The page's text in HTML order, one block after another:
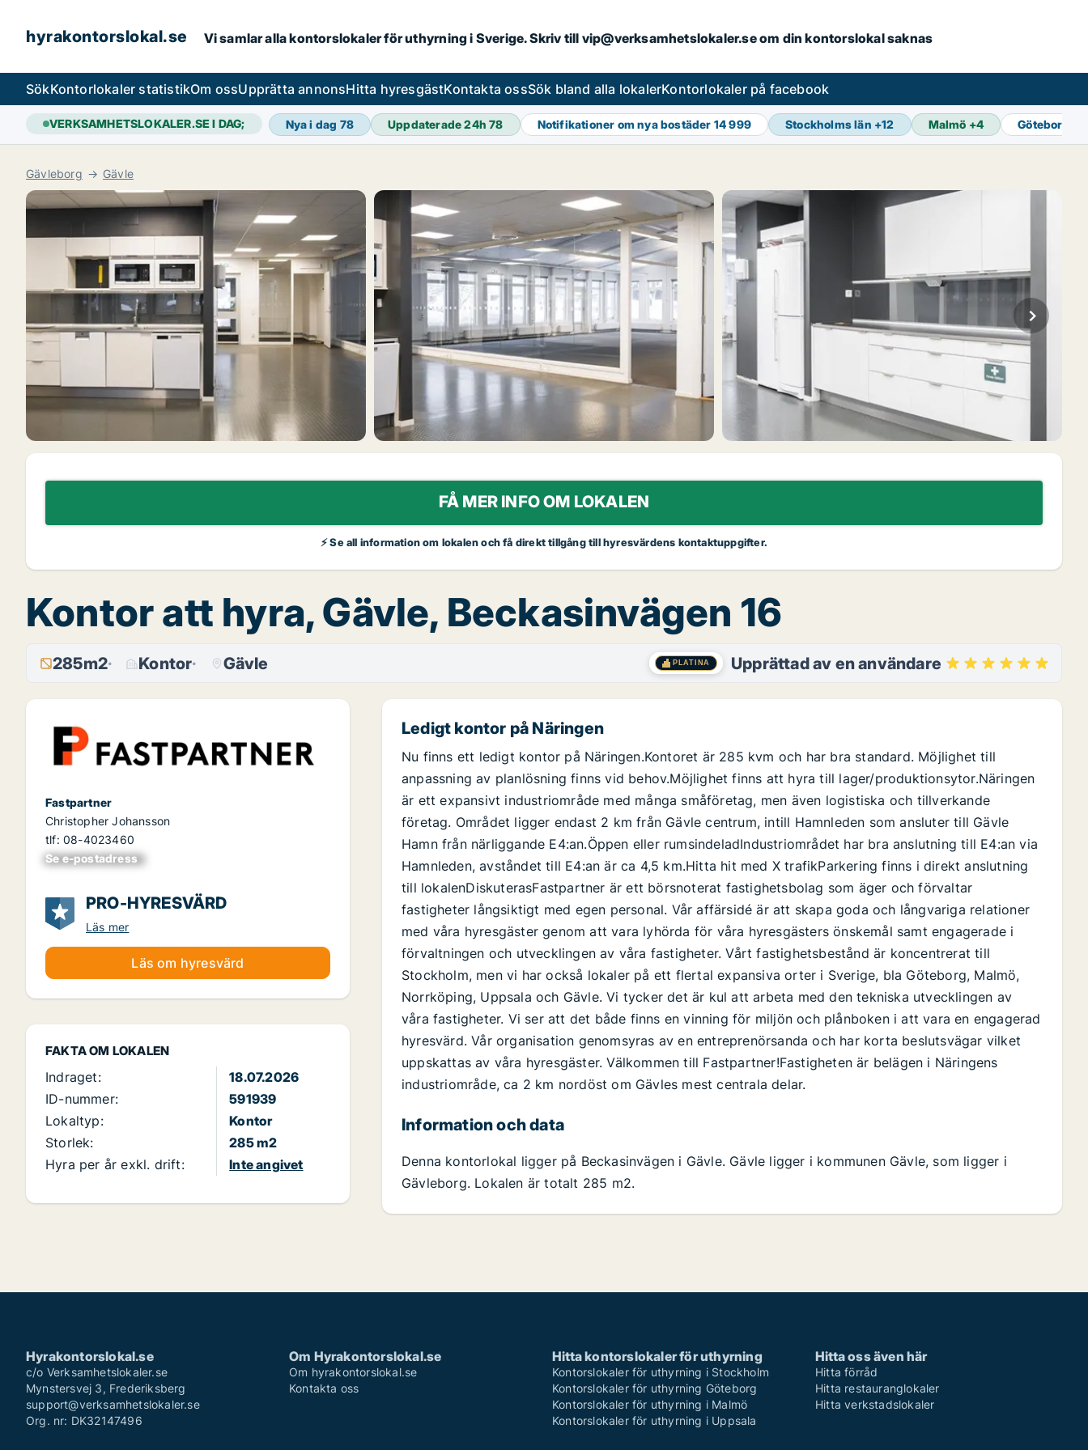
hyrakontorslokal.se Vi samlar alla kontorslokaler för uthyrning i Sverige. Skriv till vip@verksamhetslokaler.se om din kontorslokal saknas
SökKontorlokaler statistikOm ossUpprätta annonsHitta hyresgästKontakta ossSök bland alla lokalerKontorlokaler på facebook
VERKSAMHETSLOKALER.SE I DAG; Nya i dag 78 Uppdaterade 24h78 Notifikationer om nya bostäder 14 999 Stockholms län +12 Malmö +4 Göteborg
Gävleborg Gävle
FÅ MER INFO OM LOKALEN
⚡ Se all information om lokalen och få direkt tillgång till hyresvärdens kontaktuppgifter.
Kontor att hyra, Gävle, Beckasinvägen 16
285m2 Kontor Gävle PLATINA Upprättad av en användare
Fastpartner
Christopher Johansson
tlf: 08-4023460
Se e-postadress
xxxxxxxxxxxxxxx
PRO-HYRESVÄRD
Läs mer
Läs om hyresvärd
FAKTA OM LOKALEN
Indraget:
18.07.2026
ID-nummer:
591939
Lokaltyp:
Kontor
Storlek:
285 m2
Hyra per år exkl. drift:
Inte angivet
Ledigt kontor på Näringen
Nu finns ett ledigt kontor på Näringen.Kontoret är 285 kvm och har bra standard. Möjlighet till
anpassning av planlösning finns vid behov.Möjlighet finns att hyra till lager/produktionsytor.Näringen
är ett expansivt industriområde med många småföretag, men även logistiska och tillverkande
företag. Området ligger endast 2 km från Gävle centrum, intill Hamnleden som ansluter till Gävle
Hamn från närliggande E4:an.Öppen eller rumsindeladIndustriområdet har bra anslutning till E4:an via
Hamnleden, avståndet till E4:an är ca 4,5 km.Hitta hit med X trafikParkering finns i direkt anslutning
till lokalenDiskuterasFastpartner är ett börsnoterat fastighetsbolag som äger och förvaltar
fastigheter långsiktigt med egen personal. Vår affärsidé är att skapa goda och långvariga relationer
med våra hyresgäster genom att vara lyhörda för våra hyresgästers önskemål samt engagerade i
förvaltningen och utvecklingen av våra fastigheter. Vårt fastighetsbestånd är koncentrerat till
Stockholm, men vi har också lokaler på ett flertal expansiva orter i Sverige, bla Göteborg, Malmö,
Norrköping, Uppsala och Gävle. Vi tycker det är kul att arbeta med den tekniska utvecklingen av
våra fastigheter. Vi ser att det både finns en vinning för miljön och plånboken i att vara en engagerad
hyresvärd. Vår organisation genomsyras av en entreprenörsanda och har korta beslutsvägar vilket
uppskattas av våra hyresgäster. Välkommen till Fastpartner!Fastigheten är belägen i Näringens
industriområde, ca 2 km nordöst om Gävles mest centrala delar.
Information och data
Denna kontorlokal ligger på Beckasinvägen i Gävle. Gävle ligger i kommunen Gävle, som ligger i
Gävleborg. Lokalen är totalt 285 m2.
Hyrakontorslokal.se
c/o Verksamhetslokaler.se
Mynstersvej 3, Frederiksberg
support@verksamhetslokaler.se
Org. nr: DK32147496
Om Hyrakontorslokal.se
Om hyrakontorslokal.se
Kontakta oss
Hitta kontorslokaler för uthyrning
Kontorslokaler för uthyrning i Stockholm
Kontorslokaler för uthyrning Göteborg
Kontorslokaler för uthyrning i Malmö
Kontorslokaler för uthyrning i Uppsala
Hitta oss även här
Hitta förråd
Hitta restauranglokaler
Hitta verkstadslokaler